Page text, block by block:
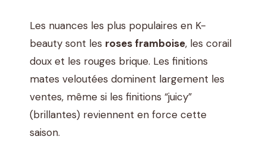
Les nuances les plus populaires en K-
beauty sont les roses framboise, les corail
doux et les rouges brique. Les finitions
mates veloutées dominent largement les
ventes, même si les finitions “juicy”
(brillantes) reviennent en force cette
saison.